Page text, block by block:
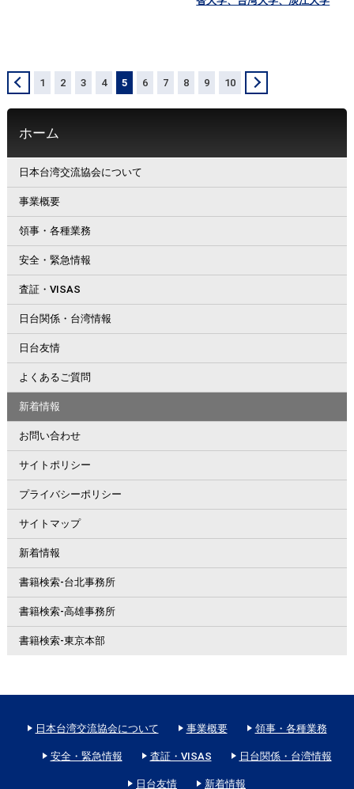
1 2 3 4 5 6 7 8 9 10
ホーム
日本台湾交流協会について
事業概要
領事・各種業務
安全・緊急情報
査証・VISAS
日台関係・台湾情報
日台友情
よくあるご質問
新着情報
お問い合わせ
サイトポリシー
プライバシーポリシー
サイトマップ
新着情報
書籍検索-台北事務所
書籍検索-高雄事務所
書籍検索-東京本部
日本台湾交流協会について 事業概要 領事・各種業務
安全・緊急情報 査証・VISAS 日台関係・台湾情報
日台友情 新着情報